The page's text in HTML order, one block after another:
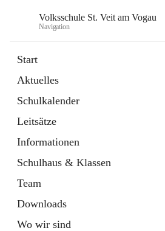
Volksschule St. Veit am Vogau
Navigation
Start
Aktuelles
Schulkalender
Leitsätze
Informationen
Schulhaus & Klassen
Team
Downloads
Wo wir sind